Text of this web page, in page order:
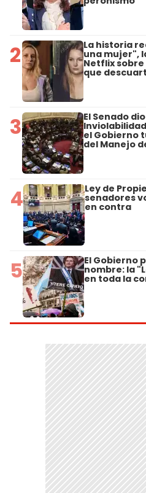
2 La historia
una mujer",
Netflix sobre
que
3 El Senado
el Gobierno
del Manejo
4 Ley de
senadores
en contra
5 El Gobierno
nombre: la
en toda la